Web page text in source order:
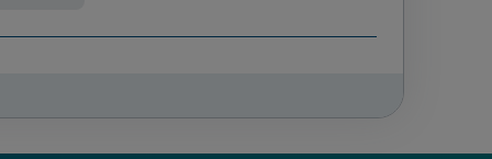
des Landes Nordrhein-